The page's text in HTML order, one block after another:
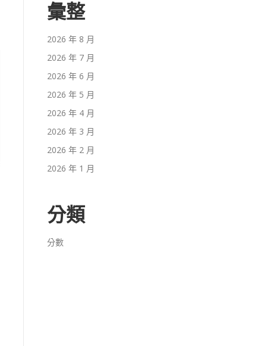
彙整
2026 年 8 月
2026 年 7 月
2026 年 6 月
2026 年 5 月
2026 年 4 月
2026 年 3 月
2026 年 2 月
2026 年 1 月
分類
分數